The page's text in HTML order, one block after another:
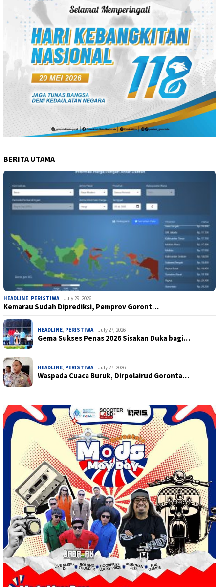
BERITA UTAMA
HEADLINE PERISTIWA July 29, 2026
Kemarau Sudah Diprediksi, Pemprov Goront…
HEADLINE PERISTIWA July 27, 2026
Gema Sukses Penas 2026 Sisakan Duka bagi…
HEADLINE PERISTIWA July 27, 2026
Waspada Cuaca Buruk, Dirpolairud Goronta…